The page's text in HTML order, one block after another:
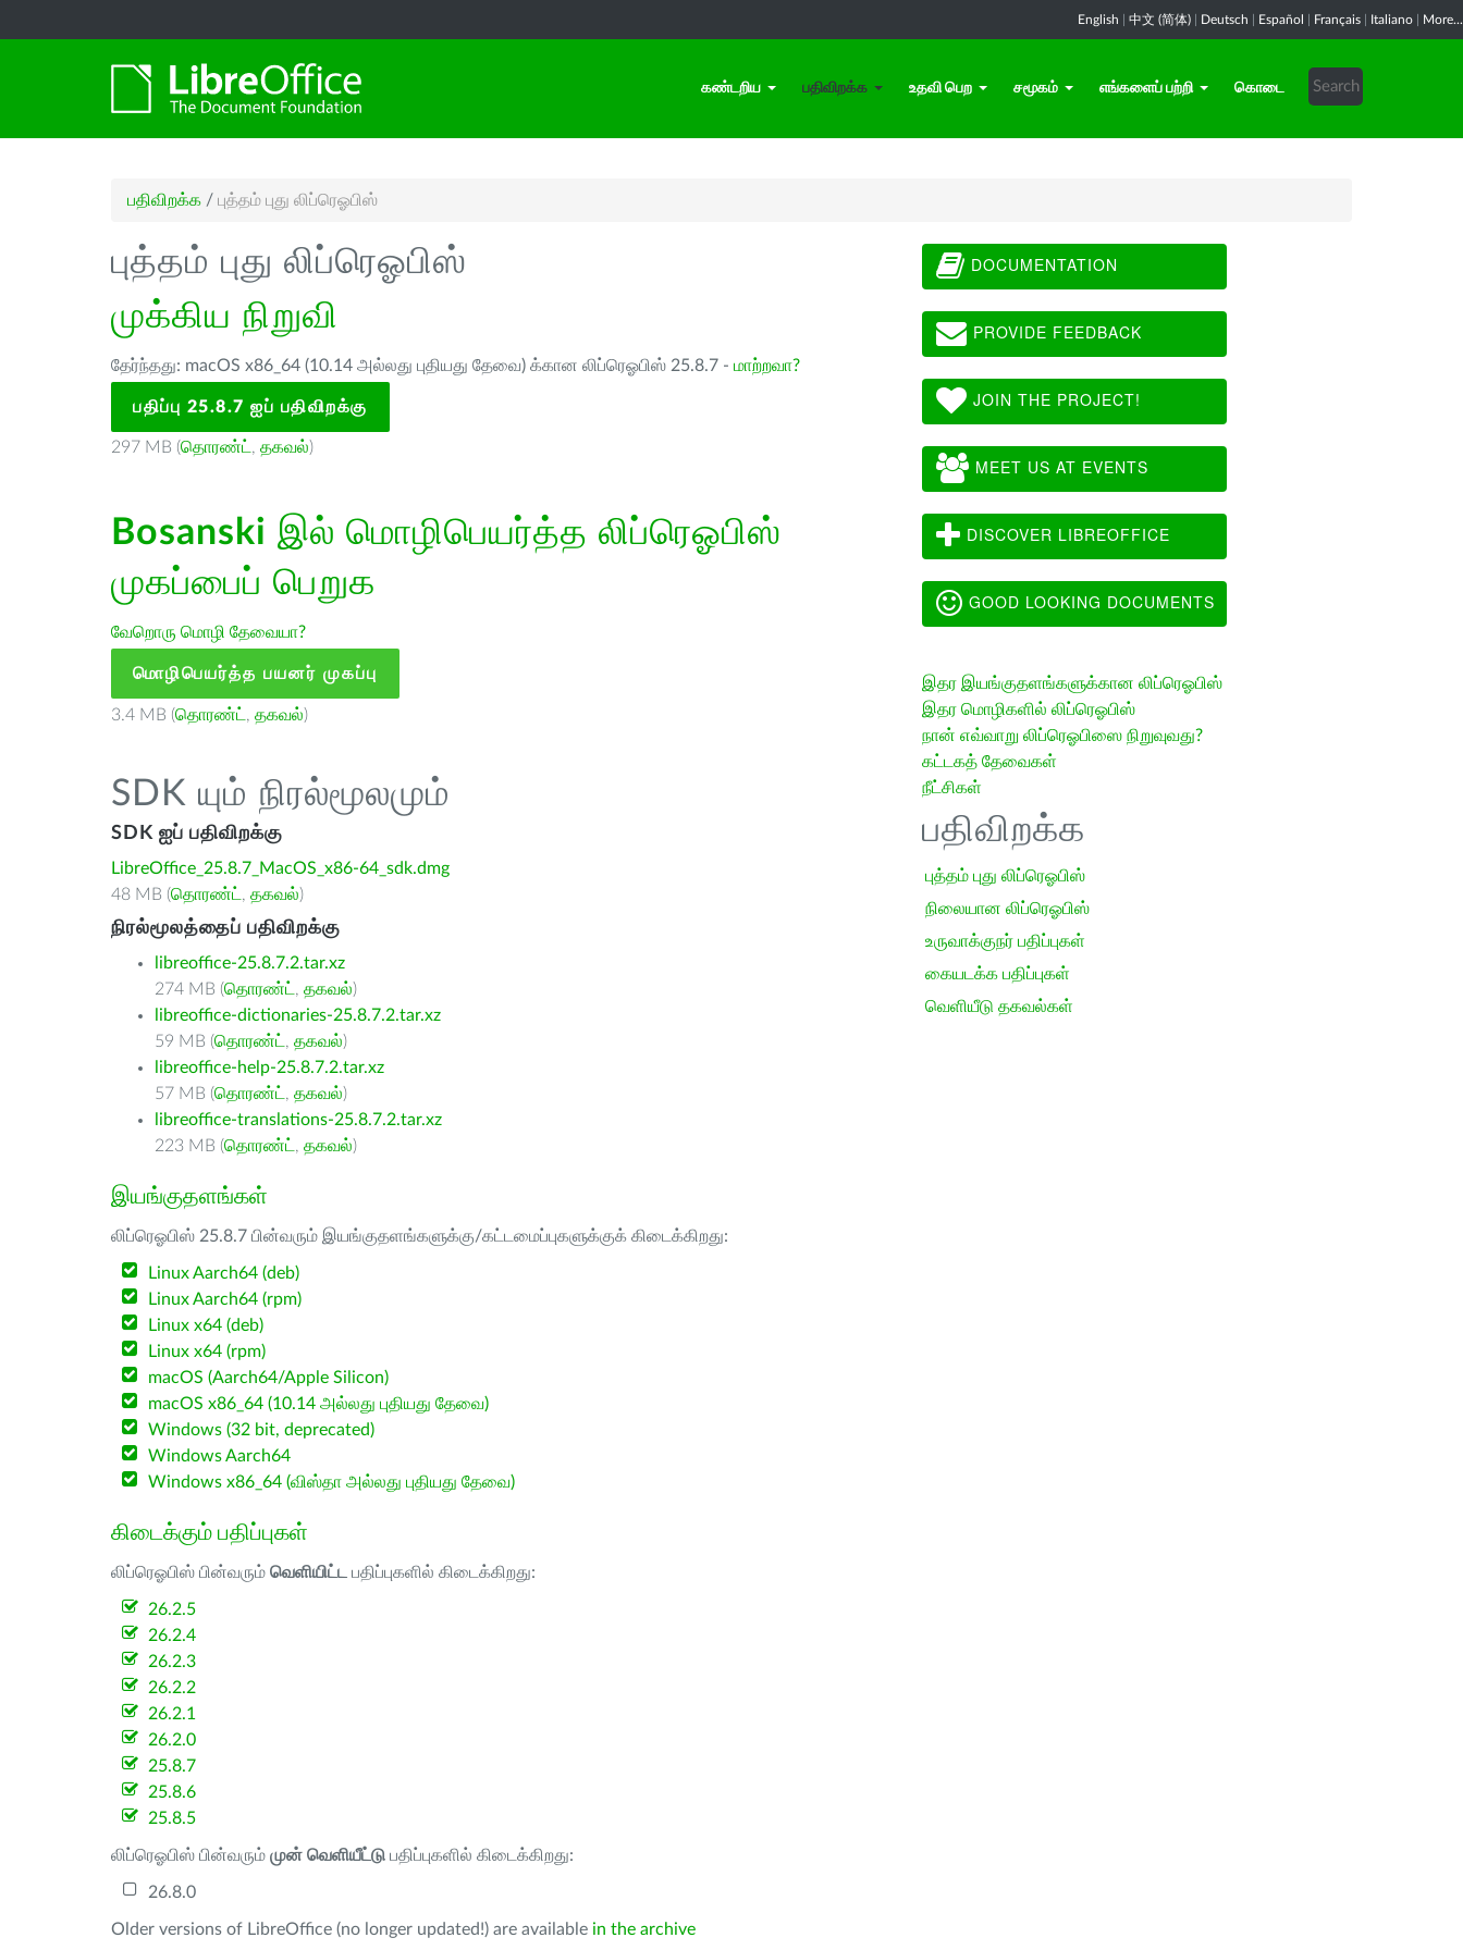
English 中文 (简体) Deutsch Español Français Italiano More...
கண்டறிய பதிவிறக்க உதவி பெற சமூகம் எங்களைப் பற்றி கொடை
பதிவிறக்க / புத்தம் புது லிப்ரெஓபிஸ்
புத்தம் புது லிப்ரெஓபிஸ்
முக்கிய நிறுவி
தேர்ந்தது: macOS x86_64 (10.14 அல்லது புதியது தேவை) க்கான லிப்ரெஓபிஸ் 25.8.7 - மாற்றவா?
பதிப்பு 25.8.7 ஐப் பதிவிறக்கு
297 MB (தொரண்ட் , தகவல்)
Bosanski இல் மொழிபெயர்த்த லிப்ரெஓபிஸ்
முகப்பைப் பெறுக
வேறொரு மொழி தேவையா?
மொழிபெயர்த்த பயனர் முகப்பு
3.4 MB (தொரண்ட் , தகவல்)
SDK யும் நிரல்மூலமும்
SDK ஐப் பதிவிறக்கு
LibreOffice_25.8.7_MacOS_x86-64_sdk.dmg
48 MB (தொரண்ட் , தகவல்)
நிரல்மூலத்தைப் பதிவிறக்கு
libreoffice-25.8.7.2.tar.xz
274 MB (தொரண்ட் , தகவல்)
libreoffice-dictionaries-25.8.7.2.tar.xz
59 MB (தொரண்ட் , தகவல்)
libreoffice-help-25.8.7.2.tar.xz
57 MB (தொரண்ட் , தகவல்)
libreoffice-translations-25.8.7.2.tar.xz
223 MB (தொரண்ட் , தகவல்)
இயங்குதளங்கள்
லிப்ரெஓபிஸ் 25.8.7 பின்வரும் இயங்குதளங்களுக்கு/கட்டமைப்புகளுக்குக் கிடைக்கிறது:
Linux Aarch64 (deb)
Linux Aarch64 (rpm)
Linux x64 (deb)
Linux x64 (rpm)
macOS (Aarch64/Apple Silicon)
macOS x86_64 (10.14 அல்லது புதியது தேவை)
Windows (32 bit, deprecated)
Windows Aarch64
Windows x86_64 (விஸ்தா அல்லது புதியது தேவை)
கிடைக்கும் பதிப்புகள்
லிப்ரெஓபிஸ் பின்வரும் வெளியிட்ட பதிப்புகளில் கிடைக்கிறது:
26.2.5
26.2.4
26.2.3
26.2.2
26.2.1
26.2.0
25.8.7
25.8.6
25.8.5
லிப்ரெஓபிஸ் பின்வரும் முன் வெளியீட்டு பதிப்புகளில் கிடைக்கிறது:
26.8.0
Older versions of LibreOffice (no longer updated!) are available in the archive
DOCUMENTATION
PROVIDE FEEDBACK
JOIN THE PROJECT!
MEET US AT EVENTS
DISCOVER LIBREOFFICE
GOOD LOOKING DOCUMENTS
இதர இயங்குதளங்களுக்கான லிப்ரெஓபிஸ்
இதர மொழிகளில் லிப்ரெஓபிஸ்
நான் எவ்வாறு லிப்ரெஓபிஸை நிறுவுவது?
கட்டகத் தேவைகள்
நீட்சிகள்
பதிவிறக்க
புத்தம் புது லிப்ரெஓபிஸ்
நிலையான லிப்ரெஓபிஸ்
உருவாக்குநர் பதிப்புகள்
கையடக்க பதிப்புகள்
வெளியீடு தகவல்கள்